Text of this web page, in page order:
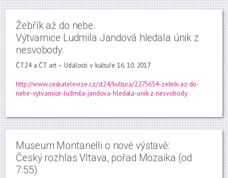
Žebřík až do nebe.
Výtvarnice Ludmila Jandová hledala únik z
nesvobody.
ČT24 a ČT art – Události v kultuře 16. 10. 2017
http://www.ceskatelevize.cz/ct24/kultura/2275654-zebrik-az-do-
nebe-vytvarnice-ludmila-jandova-hledala-unik-z-nesvobody
Museum Montanelli o nové výstavě:
Český rozhlas Vltava, pořad Mozaika (od
7:55)